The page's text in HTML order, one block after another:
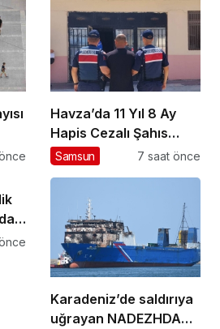
Havza’da 11 Yıl 8 Ay
Hapis Cezalı Şahıs
Yakalandı
Samsun 7 saat önce
Karadeniz’de saldırıya
uğrayan NADEZHDA